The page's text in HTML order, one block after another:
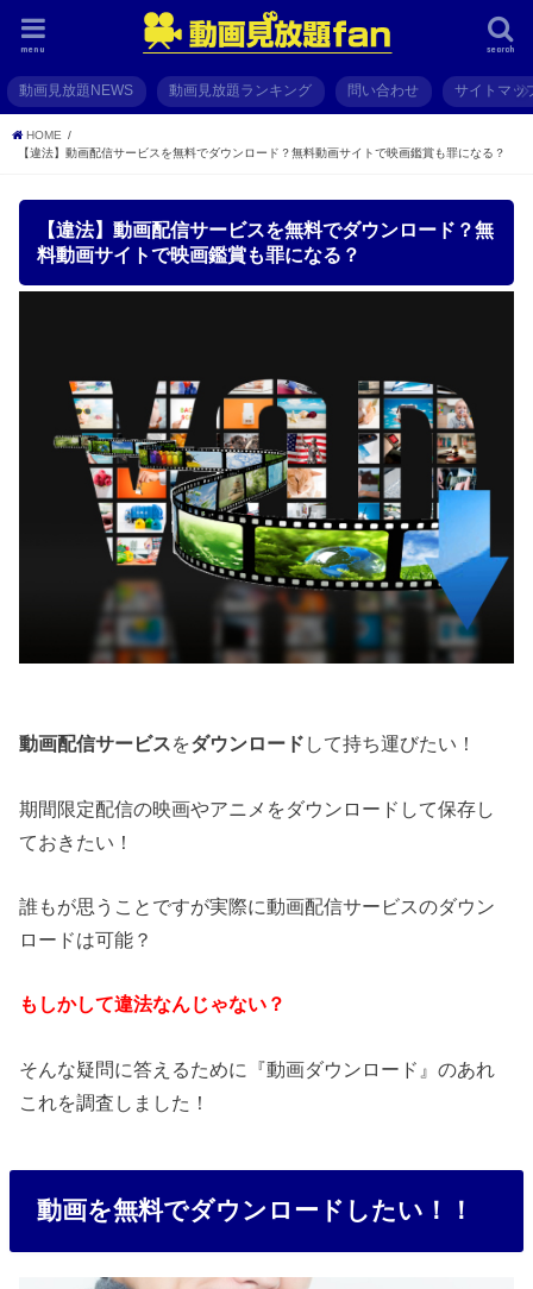
search
menu
動画見放題NEWS 動画見放題ランキング 問い合わせ サイトマッ
HOME
【違法】動画配信サービスを無料でダウンロード？無料動画サイトで映画鑑賞も罪になる？
【違法】動画配信サービスを無料でダウンロード？無
料動画サイトで映画鑑賞も罪になる？
動画配信サービスをダウンロード して持ち運びたい！
期間限定配信の映画やアニメをダウンロードして保存し
ておきたい！
誰もが思うことですが実際に動画配信サービスのダウン
ロードは可能？
もしかして違法なんじゃない？
そんな疑問に答えるために『動画ダウンロード』のあれ
これを調査しました！
動画を無料でダウンロードしたい！！